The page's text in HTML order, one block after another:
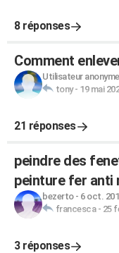
8 réponses
Comment
Utilisateur anonyme
tony- 19 mai
21 réponses
peindre des
peinture fer anti
bezerto- 6 oct.
francesca- 25
3 réponses